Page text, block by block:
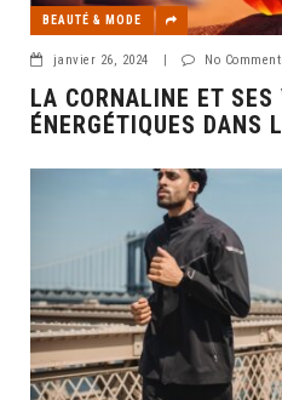
BEAUTÉ & MODE
janvier 26, 2024 No
LA CORNALINE ET SES
ÉNERGÉTIQUES DANS